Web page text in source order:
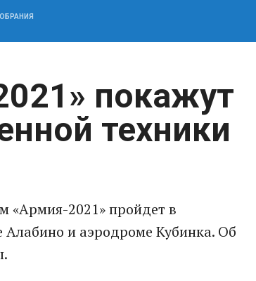
покажут
техники
«Армия-2021» пройдет в
Алабино и аэродроме Кубинка. Об